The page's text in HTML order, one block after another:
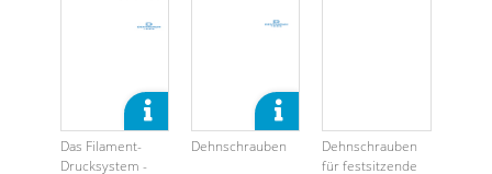
Das Filament-
Drucksystem -
Dehnschrauben
Dehnschrauben
für festsitzende